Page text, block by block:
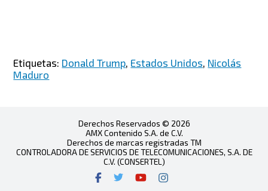
Etiquetas: Donald Trump Estados Unidos Nicolás
Maduro
Derechos Reservados © 2026
AMX Contenido S.A. de C.V.
Derechos de marcas registradas TM
CONTROLADORA DE SERVICIOS DE TELECOMUNICACIONES, S.A. DE
C.V. (CONSERTEL)